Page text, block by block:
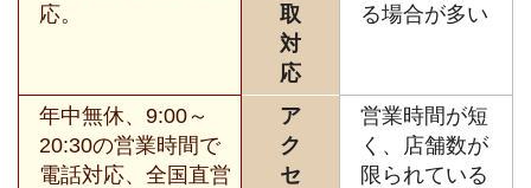
応。
取
対
応
る場合が多い
年中無休、9:00～
20:30の営業時間で
電話対応、全国直営
ア
ク
セ
営業時間が短
く、店舗数が
限られている